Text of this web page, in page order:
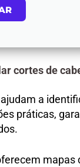
cortes de
a
práticas,
mapas